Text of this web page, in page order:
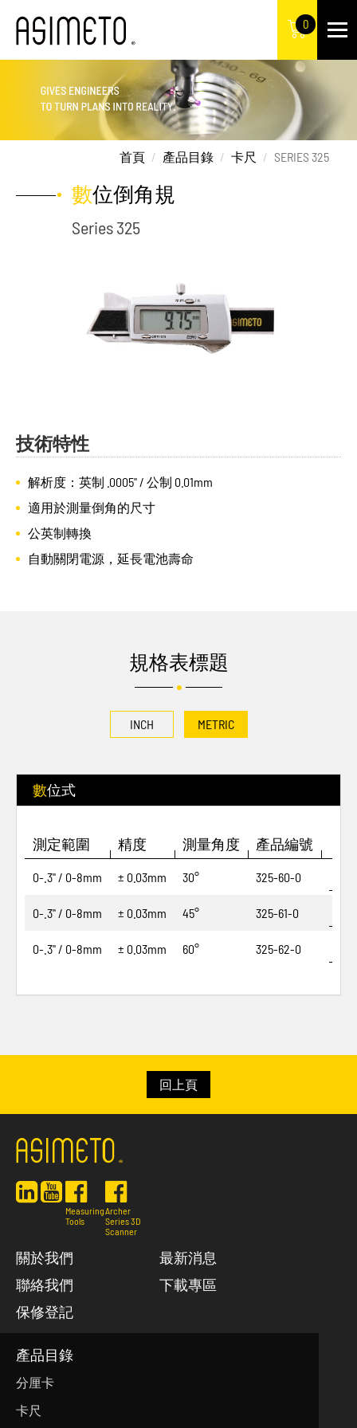
0
首頁 產品目錄 卡尺 SERIES 325
數位倒角規
Series 325
技術特性
解析度：英制 .0005" / 公制 0.01mm
適用於測量倒角的尺寸
公英制轉換
自動關閉電源，延長電池壽命
規格表標題
INCH METRIC
數位式
測定範圍 精度 測量角度 產品編號
0-.3" / 0-8mm ± 0.03mm 30° 325-60-0
0-.3" / 0-8mm ± 0.03mm 45° 325-61-0
0-.3" / 0-8mm ± 0.03mm 60° 325-62-0
回上頁
Measuring
Tools
Archer
Series 3D
Scanner
關於我們
最新消息
聯絡我們
下載專區
保修登記
產品目錄
分厘卡
卡尺